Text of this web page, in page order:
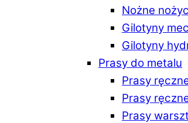
Nożne
Gilotyny
Gilotyny
Prasy do metalu
Prasy
Prasy
Prasy